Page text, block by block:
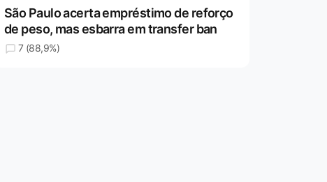
São Paulo acerta empréstimo de reforço
de peso, mas esbarra em transfer ban
7 (88,9%)